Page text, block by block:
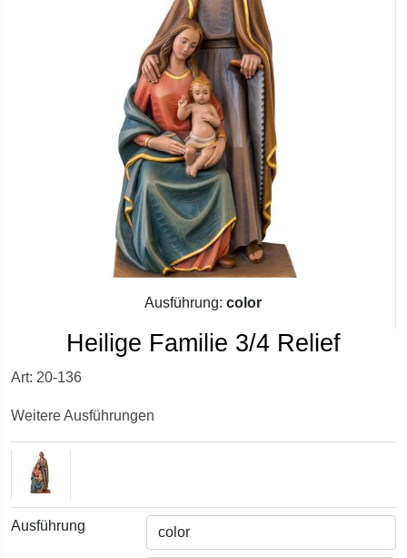
Ausführung: color
Heilige Familie 3/4 Relief
Art: 20-136
Weitere Ausführungen
Ausführung